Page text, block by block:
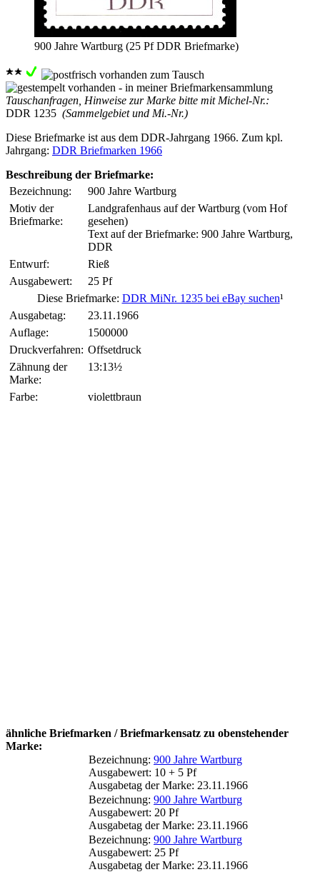
900 Jahre Wartburg (25 Pf DDR Briefmarke)
Tauschanfragen, Hinweise zur Marke bitte mit Michel-Nr.:
DDR 1235 (Sammelgebiet und Mi.-Nr.)
Diese Briefmarke ist aus dem DDR-Jahrgang 1966. Zum kpl.
Jahrgang: DDR Briefmarken 1966
Beschreibung der Briefmarke:
Bezeichnung:
900 Jahre Wartburg
Motiv der
Briefmarke:
Landgrafenhaus auf der Wartburg (vom Hof
gesehen)
Text auf der Briefmarke: 900 Jahre Wartburg,
DDR
Entwurf:
Rieß
Ausgabewert:
25 Pf
Diese Briefmarke: DDR MiNr. 1235 bei eBay suchen¹
Ausgabetag:
23.11.1966
Auflage:
1500000
Druckverfahren: Offsetdruck
Zähnung der
Marke:
13:13½
Farbe: violettbraun
ähnliche Briefmarken / Briefmarkensatz zu obenstehender
Marke:
Bezeichnung: 900 Jahre Wartburg
Ausgabewert: 10 + 5 Pf
Ausgabetag der Marke: 23.11.1966
Bezeichnung: 900 Jahre Wartburg
Ausgabewert: 20 Pf
Ausgabetag der Marke: 23.11.1966
Bezeichnung: 900 Jahre Wartburg
Ausgabewert: 25 Pf
Ausgabetag der Marke: 23.11.1966